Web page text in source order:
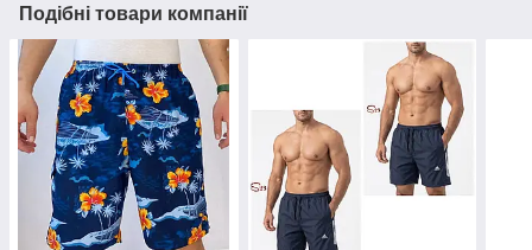
Подібні товари компанії